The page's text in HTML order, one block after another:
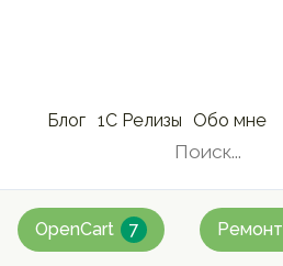
Блог 1С Релизы Обо мне
OpenCart 7 Ремонт